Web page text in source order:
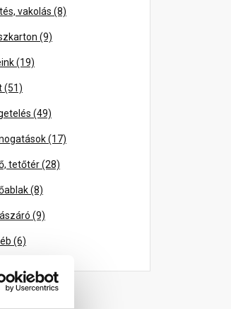
vakolás (8)
(9)
(19)
(51)
(49)
(17)
tetőtér (28)
(8)
(9)
(6)